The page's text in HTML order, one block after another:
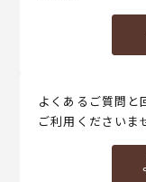
よくあるご質問と
ご利用くださいま